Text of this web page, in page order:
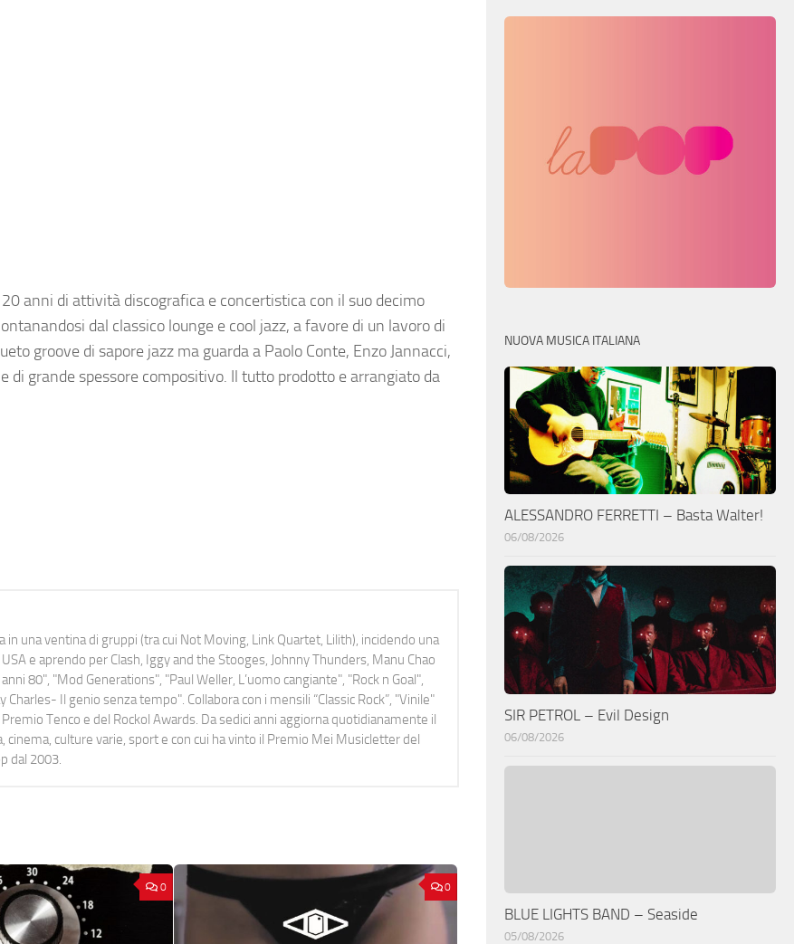
anni di attività discografica e concertistica con il suo decimo
dal classico lounge e cool jazz, a favore di un lavoro di
groove di sapore jazz ma guarda a Paolo Conte, Enzo Jannacci,
di grande spessore compositivo. Il tutto prodotto e arrangiato da
una ventina di gruppi (tra cui Not Moving, Link Quartet, Lilith), incidendo una
e aprendo per Clash, Iggy and the Stooges, Johnny Thunders, Manu Chao
80", "Mod Generations", "Paul Weller, L’uomo cangiante", "Rock n Goal",
Il genio senza tempo". Collabora con i mensili “Classic Rock”, "Vinile"
Tenco e del Rockol Awards. Da sedici anni aggiorna quotidianamente il
culture varie, sport e con cui ha vinto il Premio Mei Musicletter del
dal 2003.
0 0
NUOVA MUSICA ITALIANA
ALESSANDRO FERRETTI – Basta Walter!
06/08/2026
SIR PETROL – Evil Design
06/08/2026
BLUE LIGHTS BAND – Seaside
05/08/2026